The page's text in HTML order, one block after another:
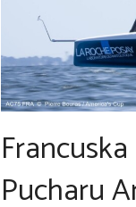
Pucharu